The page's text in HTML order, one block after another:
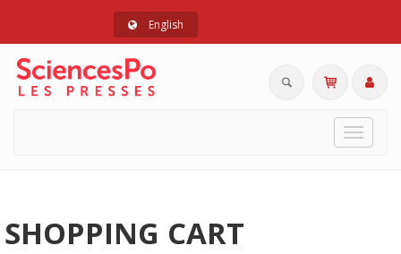
English
Toggle
SHOPPING CART